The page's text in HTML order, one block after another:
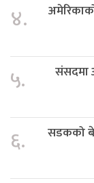
४.
५.
संसदमा
६.
सडकको